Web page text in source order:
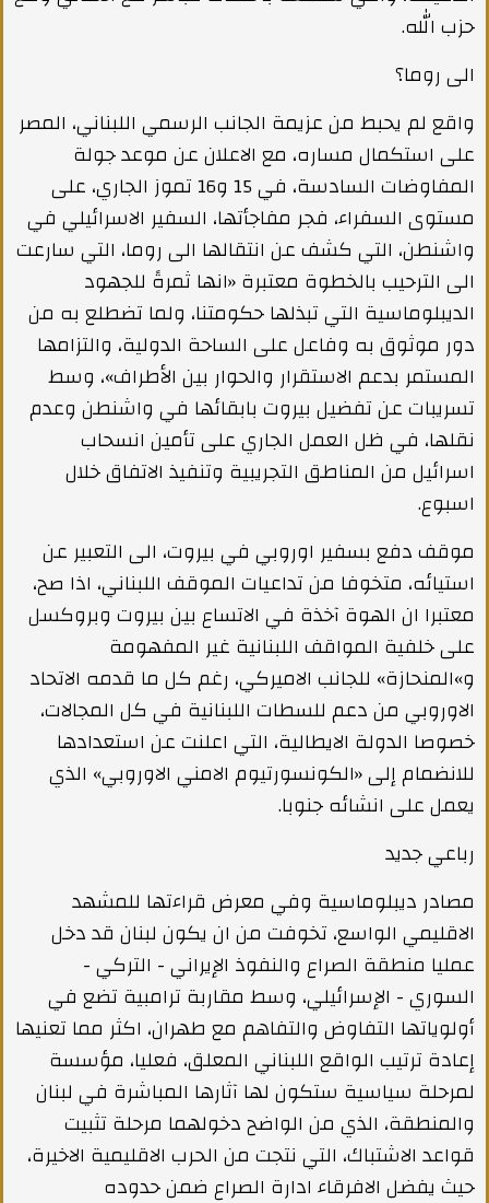
حزب الله.
الى روما؟
واقع لم يحبط من عزيمة الجانب الرسمي اللبناني، المصر
على استكمال مساره، مع الاعلان عن موعد جولة
المفاوضات السادسة، في 15 و16 تموز الجاري، على
مستوى السفراء، فجر مفاجأتها، السفير الاسرائيلي في
واشنطن، التي كشف عن انتقالها الى روما، التي سارعت
الى الترحيب بالخطوة معتبرة «انها ثمرةً للجهود
الديبلوماسية التي تبذلها حكومتنا، ولما تضطلع به من
دور موثوق به وفاعل على الساحة الدولية، والتزامها
المستمر بدعم الاستقرار والحوار بين الأطراف»، وسط
تسريبات عن تفضيل بيروت بابقائها في واشنطن وعدم
نقلها، في ظل العمل الجاري على تأمين انسحاب
اسرائيل من المناطق التجريبية وتنفيذ الاتفاق خلال
اسبوع.
موقف دفع بسفير اوروبي في بيروت، الى التعبير عن
استيائه، متخوفا من تداعيات الموقف اللبناني، اذا صح،
معتبرا ان الهوة آخذة في الاتساع بين بيروت وبروكسل
على خلفية المواقف اللبنانية غير المفهومة
و»المنحازة» للجانب الاميركي، رغم كل ما قدمه الاتحاد
الاوروبي من دعم للسطات اللبنانية في كل المجالات،
خصوصا الدولة الايطالية، التي اعلنت عن استعدادها
للانضمام إلى «الكونسورتيوم الامني الاوروبي» الذي
يعمل على انشائه جنوبا.
رباعي جديد
مصادر ديبلوماسية وفي معرض قراءتها للمشهد
الاقليمي الواسع، تخوفت من ان يكون لبنان قد دخل
عمليا منطقة الصراع والنفوذ الإيراني - التركي -
السوري - الإسرائيلي، وسط مقاربة ترامبية تضع في
أولوياتها التفاوض والتفاهم مع طهران، اكثر مما تعنيها
إعادة ترتيب الواقع اللبناني المعلق، فعليا، مؤسسة
لمرحلة سياسية ستكون لها آثارها المباشرة في لبنان
والمنطقة، الذي من الواضح دخولهما مرحلة تثبيت
قواعد الاشتباك، التي نتجت من الحرب الاقليمية الاخيرة،
حيث يفضل الافرقاء ادارة الصراع ضمن حدوده